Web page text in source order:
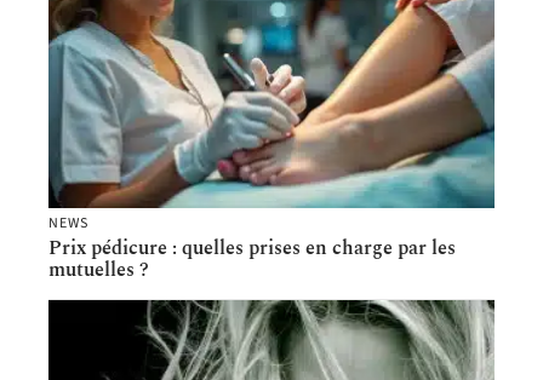
NEWS
Prix pédicure : quelles prises en charge par les
mutuelles ?